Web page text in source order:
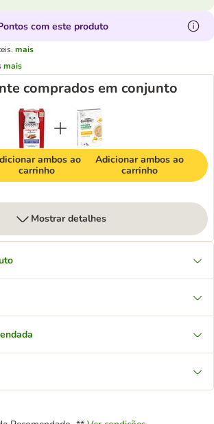
com este produto
mais
mais
comprados em conjunto
ambos ao
carrinho
Adicionar ambos ao
carrinho
Mostrar detalhes